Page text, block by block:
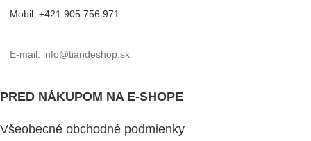
Mobil: +421 905 756 971
E-mail: info@tiandeshop.sk
PRED NÁKUPOM NA E-SHOPE
Všeobecné obchodné podmienky